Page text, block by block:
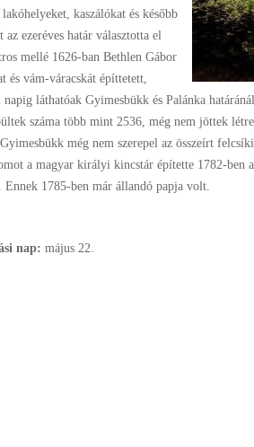
kaszálókat és később
ezeréves határ választotta el
mellé 1626-ban Bethlen Gábor
és vám-váracskát építtetett,
láthatóak Gyimesbükk és Palánka
száma több mint 2536, még nem jöttek
még nem szerepel az összeírt
a magyar királyi kincstár építette 1782-ben
Ennek 1785-ben már állandó papja volt.
nap: május 22.